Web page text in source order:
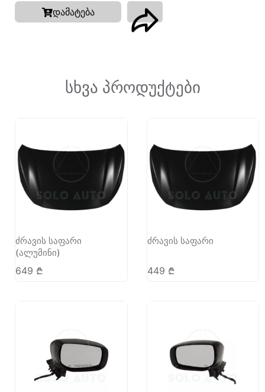
დამატება
სხვა პროდუქტები
ძრავის საფარი
(ალუმინი)
649 ₾
ძრავის საფარი
449 ₾